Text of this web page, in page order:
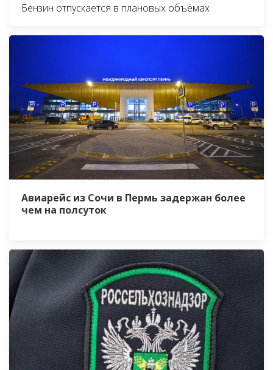
Бензин отпускается в плановых объёмах
Авиарейс из Сочи в Пермь задержан более
чем на полсуток